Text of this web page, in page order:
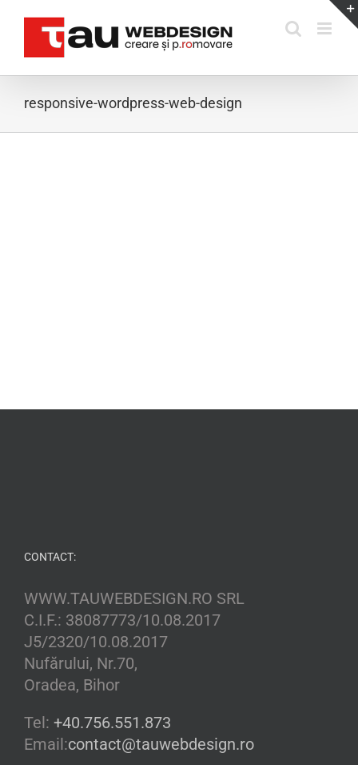
content
responsive-wordpress-web-design
CONTACT:
WWW.TAUWEBDESIGN.RO SRL
C.I.F.: 38087773/10.08.2017
J5/2320/10.08.2017
Nufărului, Nr.70,
Oradea, Bihor
Tel: +40.756.551.873
Email:contact@tauwebdesign.ro